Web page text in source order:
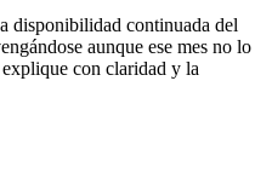
disponibilidad continuada del
aunque ese mes no lo
con claridad y la